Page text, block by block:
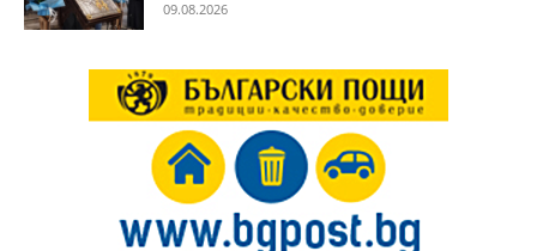
09.08.2026